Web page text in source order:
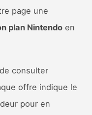
page une
plan Nintendoen
consulter
offre indique le
pour en